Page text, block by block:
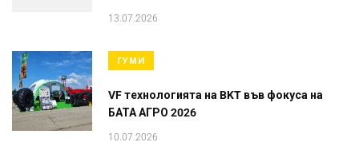
13.07.2026
ГУМИ
VF технологията на BKT във фокуса на
БАТА АГРО 2026
10.07.2026